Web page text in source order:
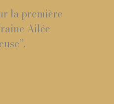
la première
Ailée